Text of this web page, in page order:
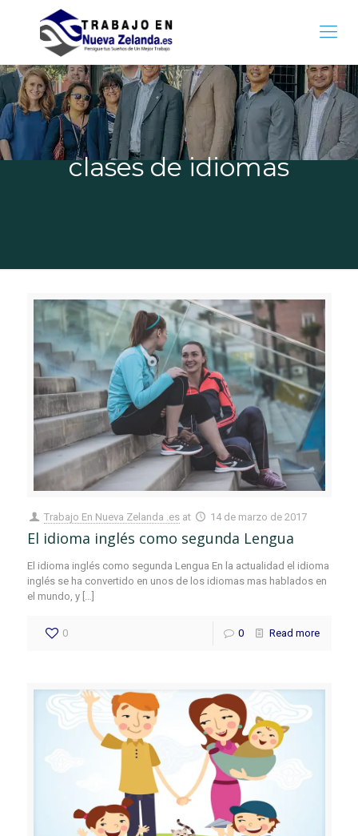
clases de idiomas
Trabajo En Nueva Zelanda .es at 14 de marzo de 2017
El idioma inglés como segunda Lengua
El idioma inglés como segunda Lengua En la actualidad el idioma
inglés se ha convertido en unos de los idiomas mas hablados en
el mundo, y[…]
0 0 Read more